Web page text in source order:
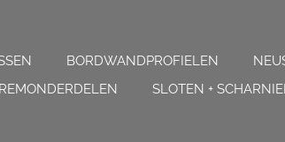
BORDWANDPROFIELEN
REMONDERDELEN SLOTEN +